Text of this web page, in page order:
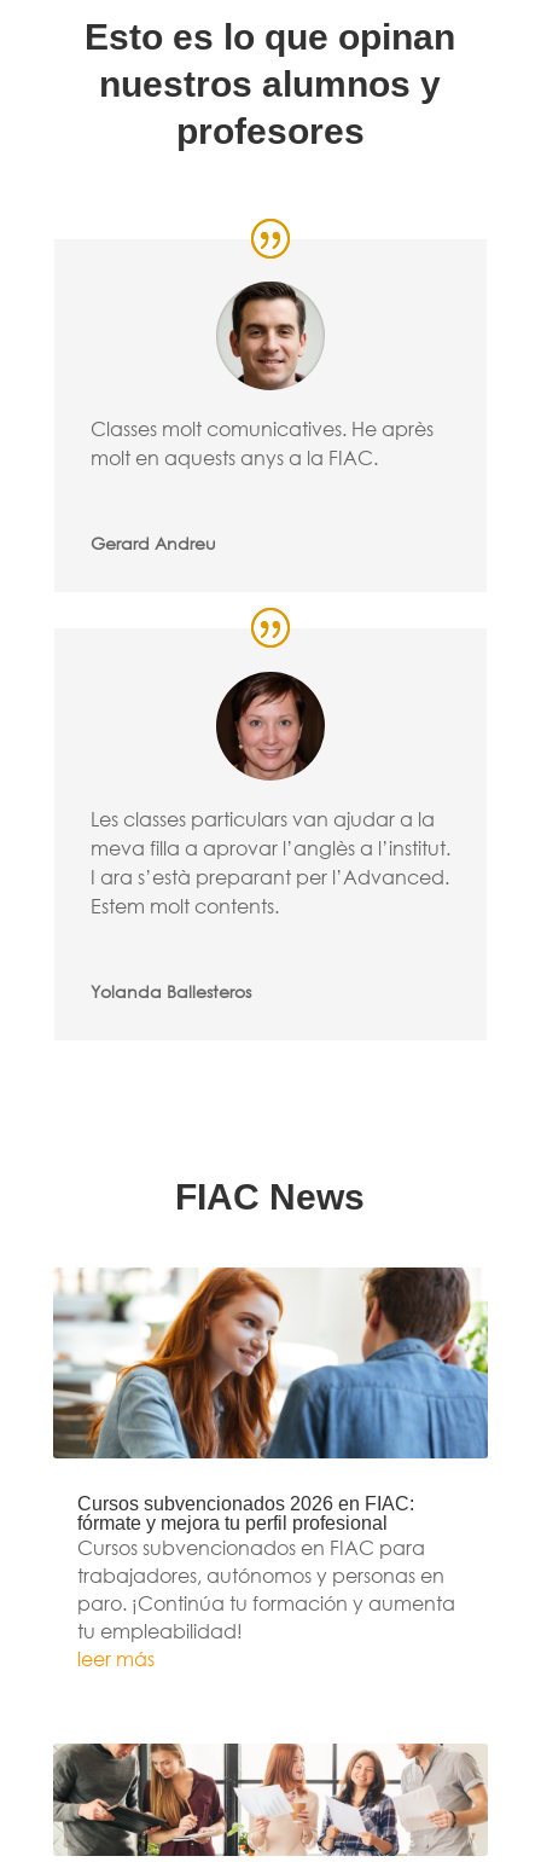
Esto es lo que opinan
nuestros alumnos y
profesores
Classes molt comunicatives. He après
molt en aquests anys a la FIAC.
Gerard Andreu
Les classes particulars van ajudar a la
meva filla a aprovar l’anglès a l’institut.
I ara s’està preparant per l’Advanced.
Estem molt contents.
Yolanda Ballesteros
FIAC News
Cursos subvencionados 2026 en FIAC:
fórmate y mejora tu perfil profesional
Cursos subvencionados en FIAC para
trabajadores, autónomos y personas en
paro. ¡Continúa tu formación y aumenta
tu empleabilidad!
leer más